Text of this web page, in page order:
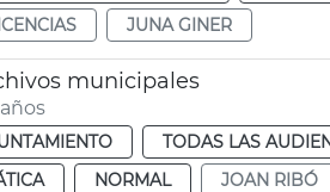
JUNA GINER
municipales
TODAS LAS
NORMAL JOAN RIBÓ